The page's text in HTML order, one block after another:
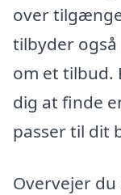
over
tilbyder
om et tilbud.
dig at finde
passer til dit
Overvejer